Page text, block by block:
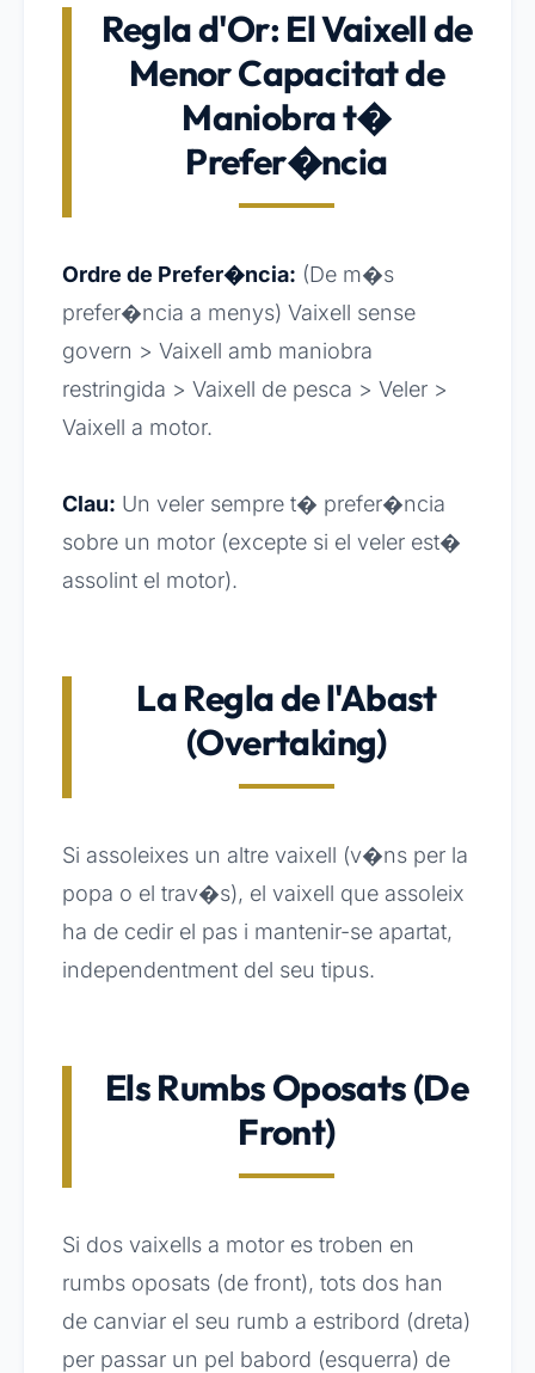
Regla d'Or: El Vaixell de
Menor Capacitat de
Maniobra t�
Prefer�ncia
Ordre de Prefer�ncia: (De m�s
prefer�ncia a menys) Vaixell sense
govern > Vaixell amb maniobra
restringida > Vaixell de pesca > Veler >
Vaixell a motor.
Clau: Un veler sempre t� prefer�ncia
sobre un motor (excepte si el veler est�
assolint el motor).
La Regla de l'Abast
(Overtaking)
Si assoleixes un altre vaixell (v�ns per la
popa o el trav�s), el vaixell que assoleix
ha de cedir el pas i mantenir-se apartat,
independentment del seu tipus.
Els Rumbs Oposats (De
Front)
Si dos vaixells a motor es troben en
rumbs oposats (de front), tots dos han
de canviar el seu rumb a estribord (dreta)
per passar un pel babord (esquerra) de